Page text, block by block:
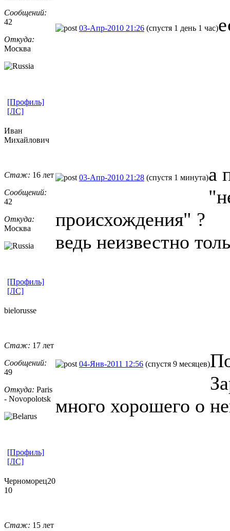
Сообщений:
42
Откуда:
Москва
03-Апр-2010 21:26 (спустя 1 день 1 час)
[Профиль]
[ЛС]
Иван
Михайлович
Стаж: 16 лет
Сообщений:
42
Откуда:
Москва
03-Апр-2010 21:28 (спустя 1 минута)а
происхождения" ?
ведь неизвестно
[Профиль]
[ЛС]
bielorusse
Стаж: 17 лет
Сообщений:
49
Откуда: Paris
- Novopolotsk
04-Янв-2011 12:56 (спустя 9 месяцев)
много хорошего о
[Профиль]
[ЛС]
Черноморец20
10
Стаж: 15 лет